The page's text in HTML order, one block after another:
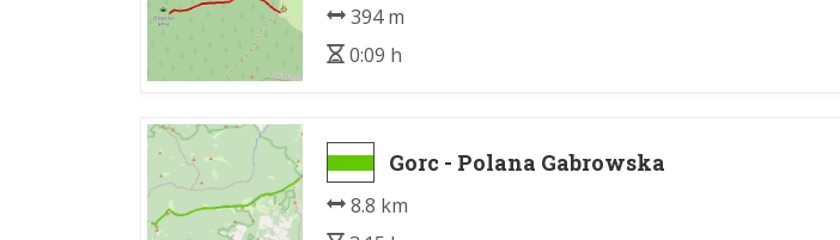
394 m
0:09 h
Gorc - Polana Gabrowska
8.8 km